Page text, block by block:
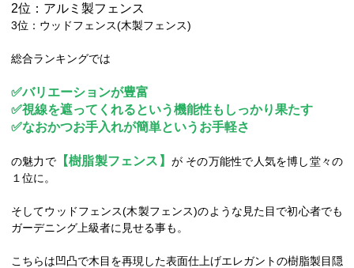
2位：アルミ製フェンス
3位：ウッドフェンス(木製フェンス)
総合ランキングでは
✅バリエーションが豊富
✅視線を遮ってくれるという機能性もしっかり果たす
✅なおかつお手入れが簡単というお手軽さ
の魅力で【樹脂製フェンス】 が その万能性で人気を博し堂々の
１位に。
そしてウッドフェンス(木製フェンス)のような見た目で初心者でも
ガーデニング上級者に見せる事も。
こちらは凹凸で木目を再現した表面仕上げエレガントの樹脂製目隠